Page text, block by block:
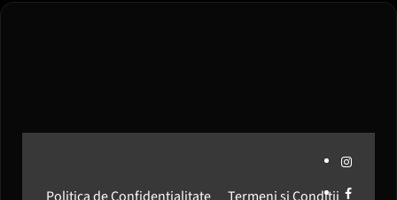
Instagram
Facebook